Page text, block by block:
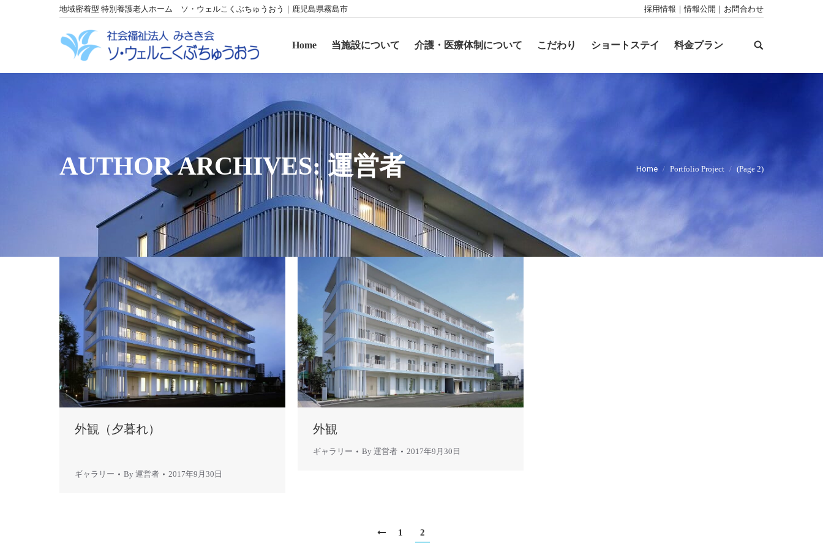
地域密着型 特別養護老人ホーム ソ・ウェルこくぶちゅうおう｜鹿児島県霧島市 採用情報 ｜情報公開 ｜ お問合わせ
Home 当施設について 介護・医療体制について こだわり ショートステイ 料金プラン Search:
AUTHOR ARCHIVES:運営者 Home Portfolio Project (Page 2)
外観（夕暮れ）
ギャラリー By 運営者 2017年9月30日
外観
ギャラリー By 運営者 2017年9月30日
1 2